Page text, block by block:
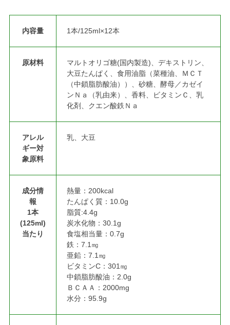
内容量 1本/125ml×12本
原材料
マルトオリゴ糖(国内製造)、デキストリン、
大豆たんぱく、食用油脂（菜種油、ＭＣＴ
（中鎖脂肪酸油））、砂糖、酵母／カゼイ
ンＮａ（乳由来）、香料、ビタミンＣ、乳
化剤、クエン酸鉄Ｎａ
アレル
ギー対
象原料
乳、大豆
成分情
報
1本
(125ml)
当たり
熱量：200kcal
たんぱく質：10.0g
脂質:4.4g
炭水化物：30.1g
食塩相当量：0.7g
鉄：7.1㎎
亜鉛：7.1㎎
ビタミンC：301㎎
中鎖脂肪酸油：2.0g
ＢＣＡＡ：2000mg
水分：95.9g